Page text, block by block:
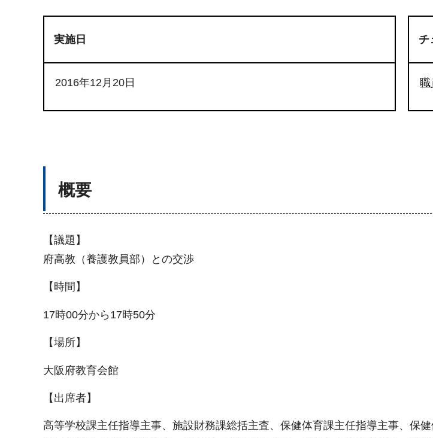
実施日
2016年12月20日
チ
職
概要
【議題】
府高教（養護教員部）との交渉
【時間】
17時00分から17時50分
【場所】
大阪府教育会館
【出席者】
高等学校課主任指導主事、施設財務課総括主査、保健体育課主任指導主事、保